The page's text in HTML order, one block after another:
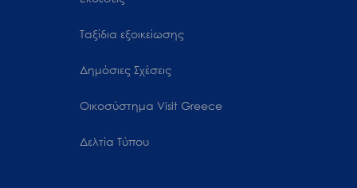
Ταξίδια εξοικείωσης
Δημόσιες Σχέσεις
Oικοσύστημα Visit Greece
Δελτία Τύπου